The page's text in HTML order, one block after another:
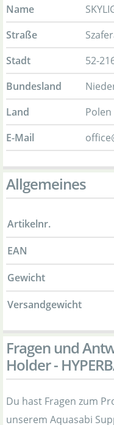
Name
Straße
Stadt
52-
Bundesland
Land
Polen
E-Mail
Allgemeines
Artikelnr.
EAN
Gewicht
Versandgewicht
Fragen und
Holder -
Du hast Fragen zum
unserem Aquasabi